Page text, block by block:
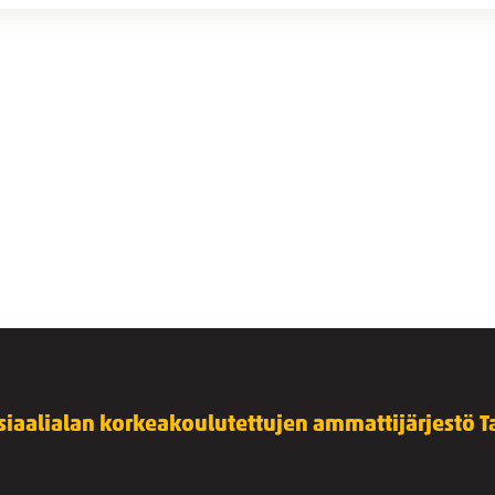
korkeakoulutettujen ammattijärjestö